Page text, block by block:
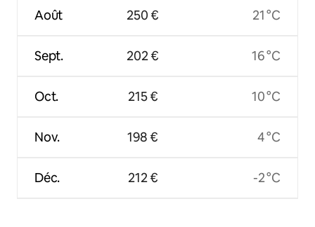
Août
Sept.
Oct.
Nov.
Déc.
250 €
202 €
215 €
198 €
212 €
21 °C
16 °C
10 °C
4 °C
-2 °C